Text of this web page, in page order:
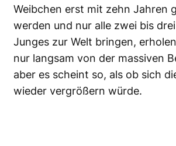
Weibchen erst mit zehn Jahren
werden und nur alle zwei bis
Junges zur Welt bringen,
nur langsam von der massiven
aber es scheint so, als ob sich
wieder vergrößern würde.